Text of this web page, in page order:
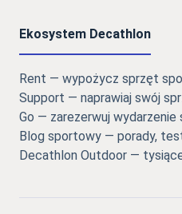
Ekosystem Decathlon
Rent — wypożycz sprzęt
Support — naprawiaj swój
Go — zarezerwuj wydarzenie
Blog sportowy — porady,
Decathlon Outdoor —